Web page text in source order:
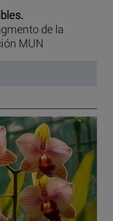
de la
MUN